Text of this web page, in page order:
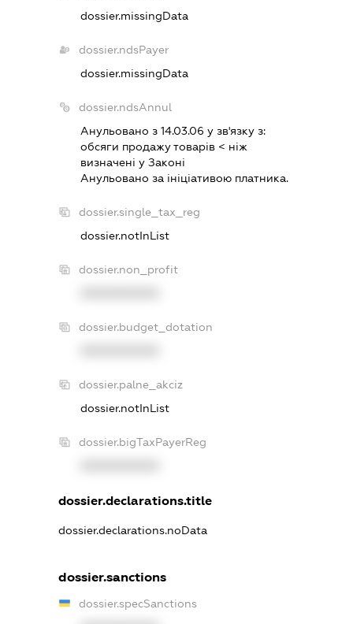
dossier.missingData
dossier.ndsPayer
dossier.missingData
dossier.ndsAnnul
Анульовано з 14.03.06 у зв'язку з:
обсяги продажу товарiв < нiж
визначенi у Законi
Анульовано за iнiцiативою платника.
dossier.single_tax_reg
dossier.notInList
dossier.non_profit
dossier.budget_dotation
dossier.palne_akciz
dossier.notInList
dossier.bigTaxPayerReg
dossier.declarations.title
dossier.declarations.noData
dossier.sanctions
dossier.specSanctions